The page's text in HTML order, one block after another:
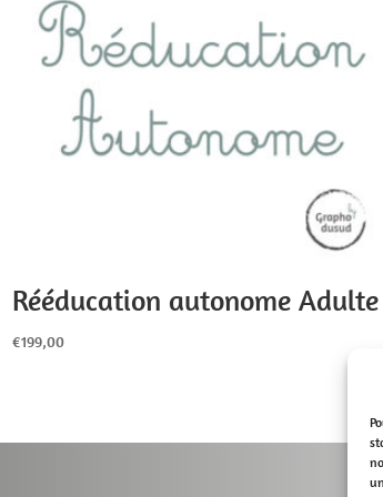
Rééducation autonome Adulte
€199,00